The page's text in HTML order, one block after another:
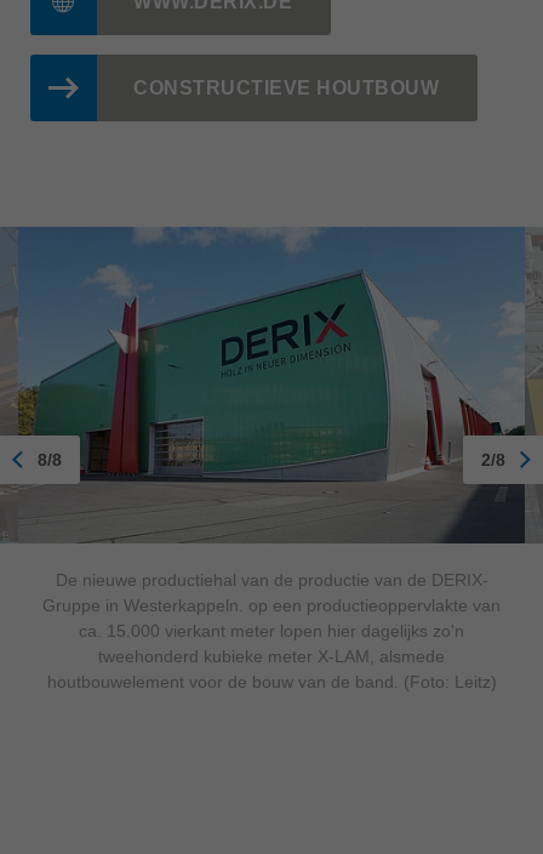
CONSTRUCTIEVE HOUTBOUW
De nieuwe productiehal van de productie van de DERIX-
Gruppe in Westerkappeln. op een productieoppervlakte van
ca. 15.000 vierkant meter lopen hier dagelijks zo'n
tweehonderd kubieke meter X-LAM, alsmede
houtbouwelement voor de bouw van de band. (Foto: Leitz)
8/8 2/8